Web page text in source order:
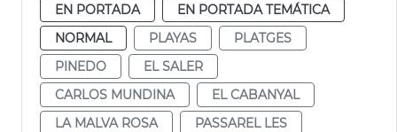
EN PORTADA
EN PORTADA TEMÁTICA
NORMAL
PLAYAS
PLATGES
PINEDO
EL SALER
CARLOS MUNDINA
EL CABANYAL
LA MALVA ROSA
PASSAREL LES